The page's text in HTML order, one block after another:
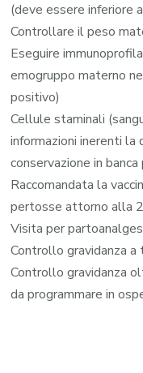
(deve essere inferiore
Controllare il peso
Eseguire
emogruppo materno
positivo)
Cellule staminali
informazioni inerenti la
conservazione in
Raccomandata la
pertosse attorno alla
Visita per
Controllo gravidanza
Controllo gravidanza
da programmare in